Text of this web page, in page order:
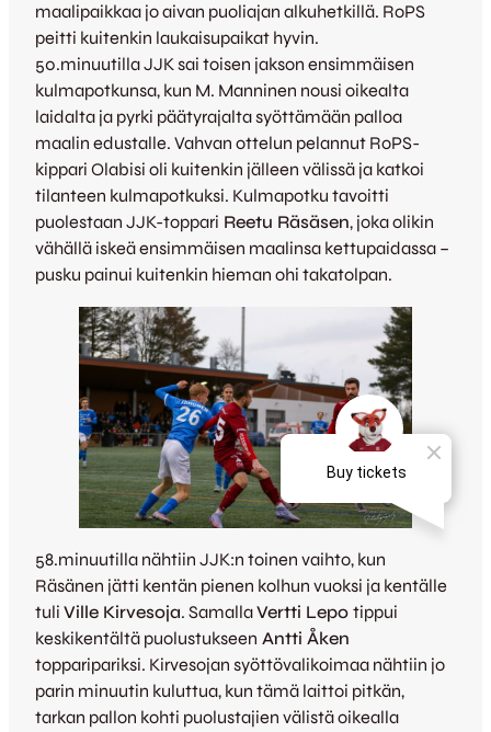
maalipaikkaa jo aivan puoliajan alkuhetkillä. RoPS
peitti kuitenkin laukaisupaikat hyvin.
50.minuutilla JJK sai toisen jakson ensimmäisen
kulmapotkunsa, kun M. Manninen nousi oikealta
laidalta ja pyrki päätyrajalta syöttämään palloa
maalin edustalle. Vahvan ottelun pelannut RoPS-
kippari Olabisi oli kuitenkin jälleen välissä ja katkoi
tilanteen kulmapotkuksi. Kulmapotku tavoitti
puolestaan JJK-toppari Reetu Räsäsen, joka olikin
vähällä iskeä ensimmäisen maalinsa kettupaidassa –
pusku painui kuitenkin hieman ohi takatolpan.
58.minuutilla nähtiin JJK:n toinen vaihto, kun
Räsänen jätti kentän pienen kolhun vuoksi ja kentälle
tuli Ville Kirvesoja. SamallaVertti Lepo tippui
keskikentältä puolustukseen Antti Åken
topparipariksi. Kirvesojan syöttövalikoimaa nähtiin jo
parin minuutin kuluttua, kun tämä laittoi pitkän,
tarkan pallon kohti puolustajien välistä oikealla